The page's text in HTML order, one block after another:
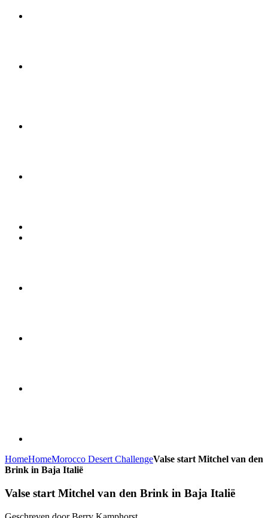
HomeHomeMorocco Desert ChallengeValse start Mitchel van den
Brink in Baja Italië
Valse start Mitchel van den Brink in Baja Italië